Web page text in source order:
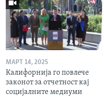
МАРТ 14, 2025
Калифорнија го повлече
законот за отчетност кај
социјалните медиуми